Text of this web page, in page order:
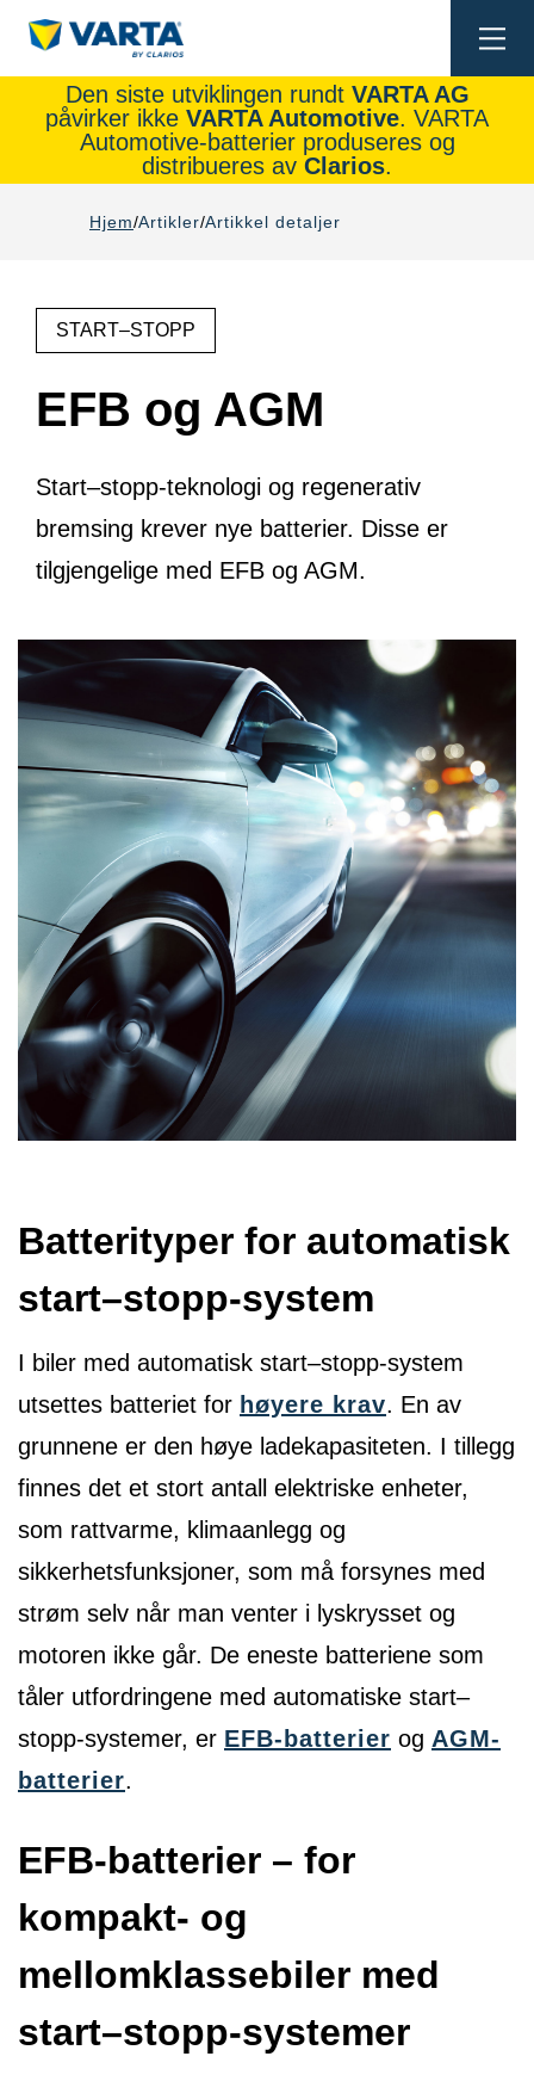
Den siste utviklingen rundt VARTA AG
påvirker ikke VARTA Automotive. VARTA
Automotive-batterier produseres og
distribueres av Clarios.
Hjem Artikler Artikkel detaljer
START–STOPP
EFB og AGM
Start–stopp-teknologi og regenerativ
bremsing krever nye batterier. Disse er
tilgjengelige med EFB og AGM.
Batterityper for automatisk
start–stopp-system
I biler med automatisk start–stopp-system
utsettes batteriet for høyere krav. En av
grunnene er den høye ladekapasiteten. I tillegg
finnes det et stort antall elektriske enheter,
som rattvarme, klimaanlegg og
sikkerhetsfunksjoner, som må forsynes med
strøm selv når man venter i lyskrysset og
motoren ikke går. De eneste batteriene som
tåler utfordringene med automatiske start–
stopp-systemer, er EFB-batterier og AGM-
batterier.
EFB-batterier – for
kompakt- og
mellomklassebiler med
start–stopp-systemer